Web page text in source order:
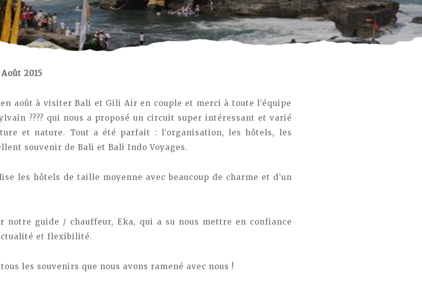
2015
en août à visiter Bali et Gili Air en couple et merci à toute l’équipe
???? qui nous a proposé un circuit super intéressant et varié
et nature.
Tout a été parfait : l’organisation, les hôtels, les
souvenir de Bali et Bali Indo Voyages.
les hôtels de taille moyenne avec beaucoup de charme et d’un
notre guide / chauffeur, Eka, qui a su nous mettre en confiance
et flexibilité.
les souvenirs que nous avons ramené avec nous !